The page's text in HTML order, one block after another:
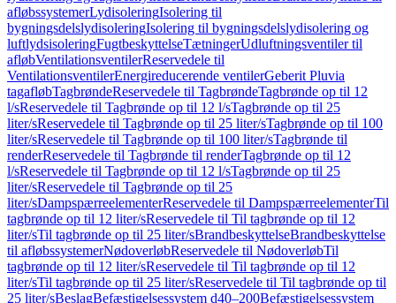
afløbssystemerLydisoleringIsolering til
bygningsdelslydisoleringIsolering til bygningsdelslydisolering og
luftlydsisoleringFugtbeskyttelseTætningerUdluftningsventiler til
afløbVentilationsventilerReservedele til
VentilationsventilerEnergireducerende ventilerGeberit Pluvia
tagafløbTagbrøndeReservedele til TagbrøndeTagbrønde op til 12
l/sReservedele til Tagbrønde op til 12 l/sTagbrønde op til 25
liter/sReservedele til Tagbrønde op til 25 liter/sTagbrønde op til 100
liter/sReservedele til Tagbrønde op til 100 liter/sTagbrønde til
renderReservedele til Tagbrønde til renderTagbrønde op til 12
l/sReservedele til Tagbrønde op til 12 l/sTagbrønde op til 25
liter/sReservedele til Tagbrønde op til 25
liter/sDampspærreelementerReservedele til DampspærreelementerTil
tagbrønde op til 12 liter/sReservedele til Til tagbrønde op til 12
liter/sTil tagbrønde op til 25 liter/sBrandbeskyttelseBrandbeskyttelse
til afløbssystemerNødoverløbReservedele til NødoverløbTil
tagbrønde op til 12 liter/sReservedele til Til tagbrønde op til 12
liter/sTil tagbrønde op til 25 liter/sReservedele til Til tagbrønde op til
25 liter/sBeslagBefæstigelsessystem d40–200Befæstigelsessystem